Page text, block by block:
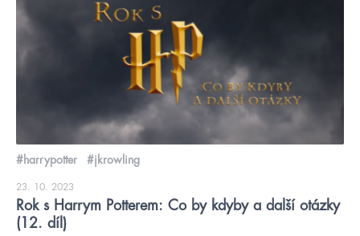
#harrypotter #jkrowling
23. 10. 2023
Rok s Harrym Potterem: Co by kdyby a další otázky
(12. díl)